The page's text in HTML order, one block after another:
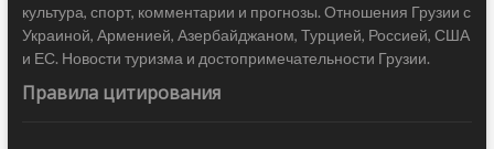
культура, спорт, комментарии и прогнозы. Отношения Грузии с
Украиной, Арменией, Азербайджаном, Турцией, Россией, США
и ЕС. Новости туризма и достопримечательности Грузии.
Правила цитирования